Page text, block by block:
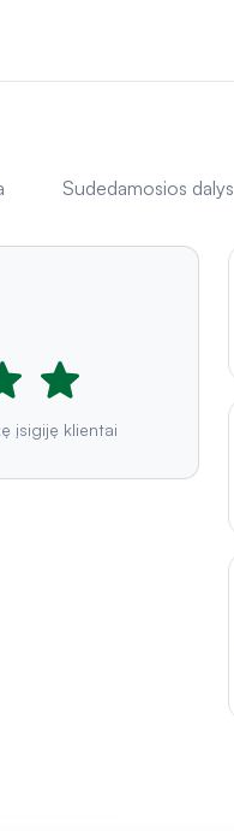
Sudedamosios dalys
įsigiję klientai